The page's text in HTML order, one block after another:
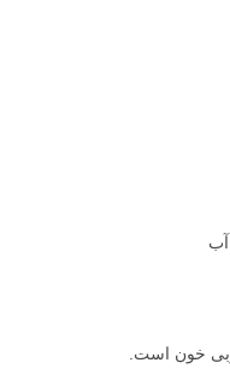
خون است.